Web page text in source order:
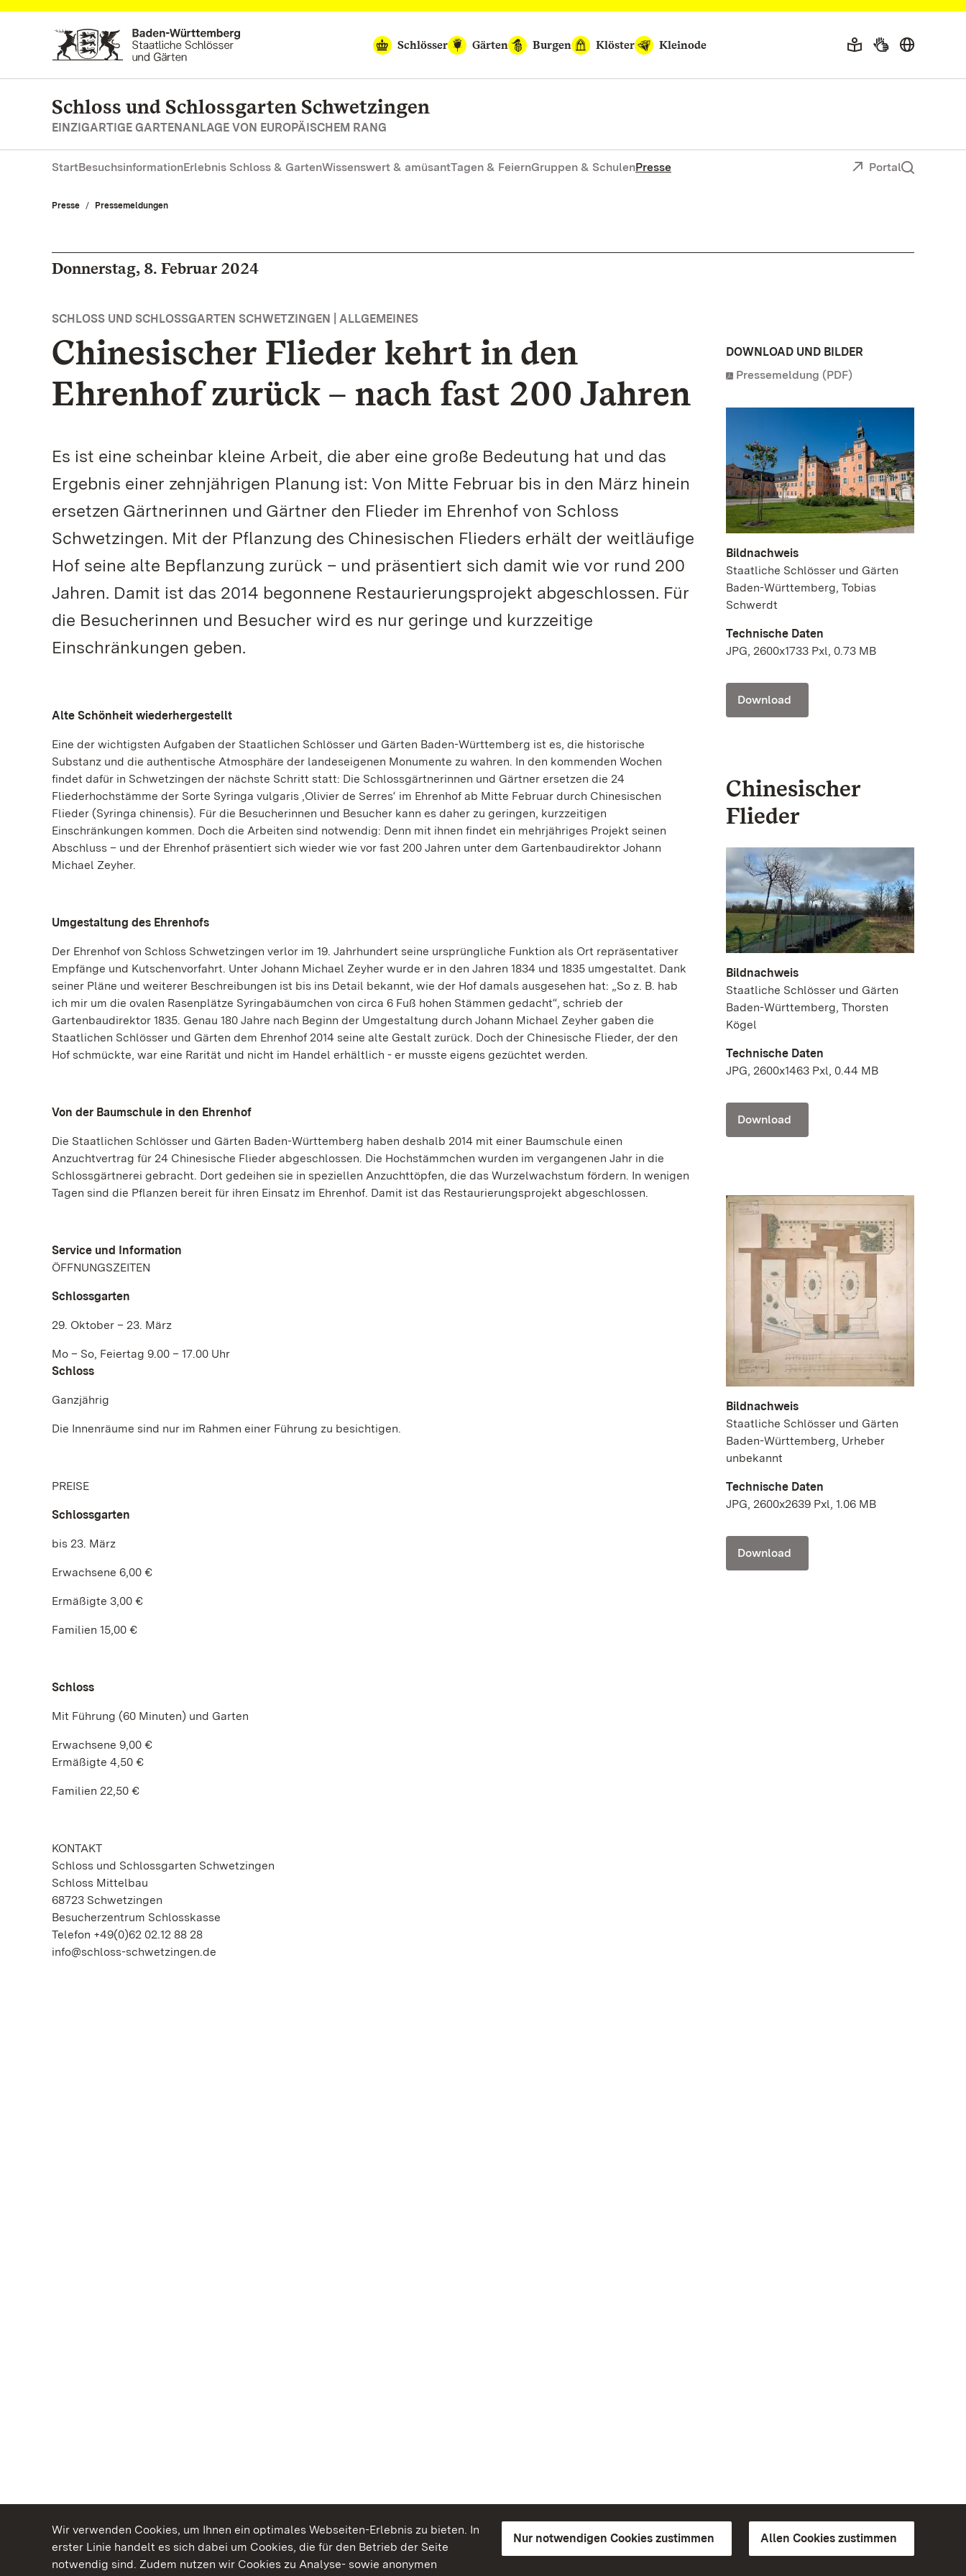
Wir verwenden Cookies, um Ihnen ein optimales Webseiten-Erlebnis zu bieten. In
erster Linie handelt es sich dabei um Cookies, die für den Betrieb der Seite
notwendig sind. Zudem nutzen wir Cookies zu Analyse- sowie anonymen
Nur notwendigen Cookies zustimmen Allen Cookies zustimmen
Zum Hauptinhalt springen
Schlösser
Gärten Burgen Klöster Kleinode
Schloss und Schlossgarten Schwetzingen
EINZIGARTIGE GARTENANLAGE VON EUROPÄISCHEM RANG
StartBesuchsinformationErlebnis Schloss & GartenWissenswert & amüsantTagen & FeiernGruppen & SchulenPresse Portal
Presse Pressemeldungen
Donnerstag, 8. Februar 2024
SCHLOSS UND SCHLOSSGARTEN SCHWETZINGEN | ALLGEMEINES
Chinesischer Flieder kehrt in den
Ehrenhof zurück – nach fast 200 Jahren
Es ist eine scheinbar kleine Arbeit, die aber eine große Bedeutung hat und das
Ergebnis einer zehnjährigen Planung ist: Von Mitte Februar bis in den März hinein
ersetzen Gärtnerinnen und Gärtner den Flieder im Ehrenhof von Schloss
Schwetzingen. Mit der Pflanzung des Chinesischen Flieders erhält der weitläufige
Hof seine alte Bepflanzung zurück – und präsentiert sich damit wie vor rund 200
Jahren. Damit ist das 2014 begonnene Restaurierungsprojekt abgeschlossen. Für
die Besucherinnen und Besucher wird es nur geringe und kurzzeitige
Einschränkungen geben.
Alte Schönheit wiederhergestellt
Eine der wichtigsten Aufgaben der Staatlichen Schlösser und Gärten Baden-Württemberg ist es, die historische
Substanz und die authentische Atmosphäre der landeseigenen Monumente zu wahren. In den kommenden Wochen
findet dafür in Schwetzingen der nächste Schritt statt: Die Schlossgärtnerinnen und Gärtner ersetzen die 24
Fliederhochstämme der Sorte Syringa vulgaris ‚Olivier de Serres‘ im Ehrenhof ab Mitte Februar durch Chinesischen
Flieder (Syringa chinensis). Für die Besucherinnen und Besucher kann es daher zu geringen, kurzzeitigen
Einschränkungen kommen. Doch die Arbeiten sind notwendig: Denn mit ihnen findet ein mehrjähriges Projekt seinen
Abschluss – und der Ehrenhof präsentiert sich wieder wie vor fast 200 Jahren unter dem Gartenbaudirektor Johann
Michael Zeyher.
Umgestaltung des Ehrenhofs
Der Ehrenhof von Schloss Schwetzingen verlor im 19. Jahrhundert seine ursprüngliche Funktion als Ort repräsentativer
Empfänge und Kutschenvorfahrt. Unter Johann Michael Zeyher wurde er in den Jahren 1834 und 1835 umgestaltet. Dank
seiner Pläne und weiterer Beschreibungen ist bis ins Detail bekannt, wie der Hof damals ausgesehen hat: „So z. B. hab
ich mir um die ovalen Rasenplätze Syringabäumchen von circa 6 Fuß hohen Stämmen gedacht“, schrieb der
Gartenbaudirektor 1835. Genau 180 Jahre nach Beginn der Umgestaltung durch Johann Michael Zeyher gaben die
Staatlichen Schlösser und Gärten dem Ehrenhof 2014 seine alte Gestalt zurück. Doch der Chinesische Flieder, der den
Hof schmückte, war eine Rarität und nicht im Handel erhältlich - er musste eigens gezüchtet werden.
Von der Baumschule in den Ehrenhof
Die Staatlichen Schlösser und Gärten Baden-Württemberg haben deshalb 2014 mit einer Baumschule einen
Anzuchtvertrag für 24 Chinesische Flieder abgeschlossen. Die Hochstämmchen wurden im vergangenen Jahr in die
Schlossgärtnerei gebracht. Dort gedeihen sie in speziellen Anzuchttöpfen, die das Wurzelwachstum fördern. In wenigen
Tagen sind die Pflanzen bereit für ihren Einsatz im Ehrenhof. Damit ist das Restaurierungsprojekt abgeschlossen.
Service und Information
ÖFFNUNGSZEITEN
Schlossgarten
29. Oktober – 23. März
Mo – So, Feiertag 9.00 – 17.00 Uhr
Schloss
Ganzjährig
Die Innenräume sind nur im Rahmen einer Führung zu besichtigen.
PREISE
Schlossgarten
bis 23. März
Erwachsene 6,00 €
Ermäßigte 3,00 €
Familien 15,00 €
Schloss
Mit Führung (60 Minuten) und Garten
Erwachsene 9,00 €
Ermäßigte 4,50 €
Familien 22,50 €
KONTAKT
Schloss und Schlossgarten Schwetzingen
Schloss Mittelbau
68723 Schwetzingen
Besucherzentrum Schlosskasse
Telefon +49(0)62 02.12 88 28
info@schloss-schwetzingen.de
DOWNLOAD UND BILDER
Pressemeldung (PDF)
Bildnachweis
Staatliche Schlösser und Gärten
Baden-Württemberg, Tobias
Schwerdt
Technische Daten
JPG, 2600x1733 Pxl, 0.73 MB
Download
Chinesischer
Flieder
Bildnachweis
Staatliche Schlösser und Gärten
Baden-Württemberg, Thorsten
Kögel
Technische Daten
JPG, 2600x1463 Pxl, 0.44 MB
Download
Bildnachweis
Staatliche Schlösser und Gärten
Baden-Württemberg, Urheber
unbekannt
Technische Daten
JPG, 2600x2639 Pxl, 1.06 MB
Download